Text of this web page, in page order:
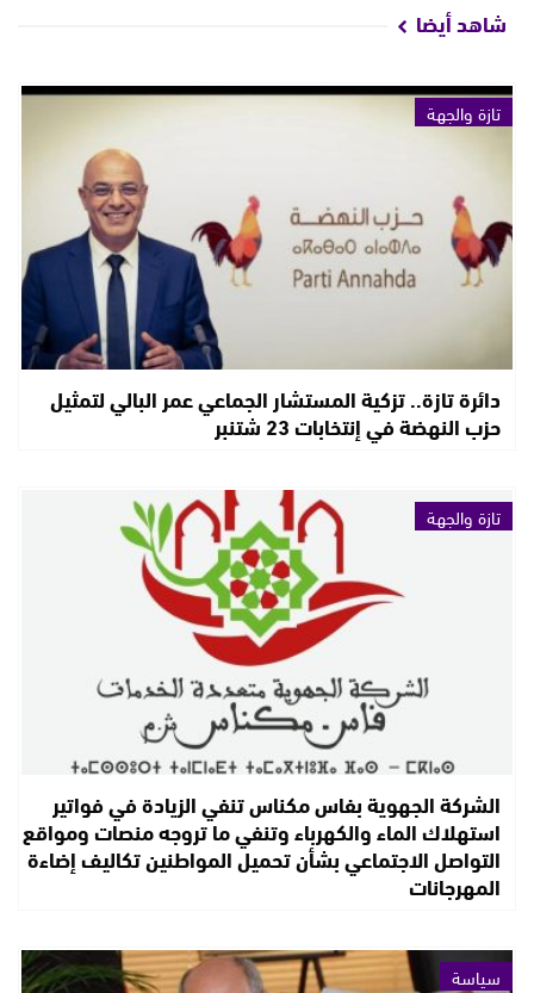
شاهد أيضا
تازة والجهة
دائرة تازة.. تزكية المستشار الجماعي عمر البالي لتمثيل
حزب النهضة في إنتخابات 23 شتنبر
تازة والجهة
الشركة الجهوية بفاس مكناس تنفي الزيادة في فواتير
استهلاك الماء والكهرباء وتنفي ما تروجه منصات ومواقع
التواصل الاجتماعي بشأن تحميل المواطنين تكاليف إضاءة
المهرجانات
سياسة